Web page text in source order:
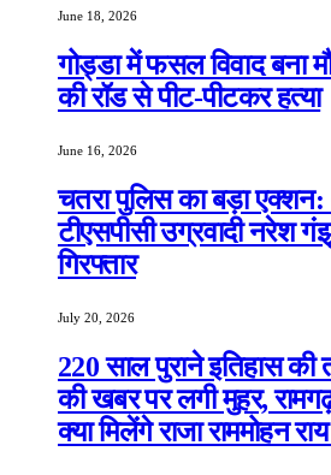
June 18, 2026
गोड्डा में फसल विवाद बना
की रॉड से पीट-पीटकर हत्या
June 16, 2026
चतरा पुलिस का बड़ा एक्शन:
टीएसपीसी उग्रवादी नरेश
गिरफ्तार
July 20, 2026
220 साल पुराने इतिहास
की खबर पर लगी मुहर,
क्या मिलेंगे राजा राममोहन